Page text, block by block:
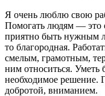
Я очень люблю свою
Помогать людям — это
приятно быть нужным
то благородная.
смелым, грамотным,
ним относиться. Уметь
необходимое решение.
добротой, вниманием.